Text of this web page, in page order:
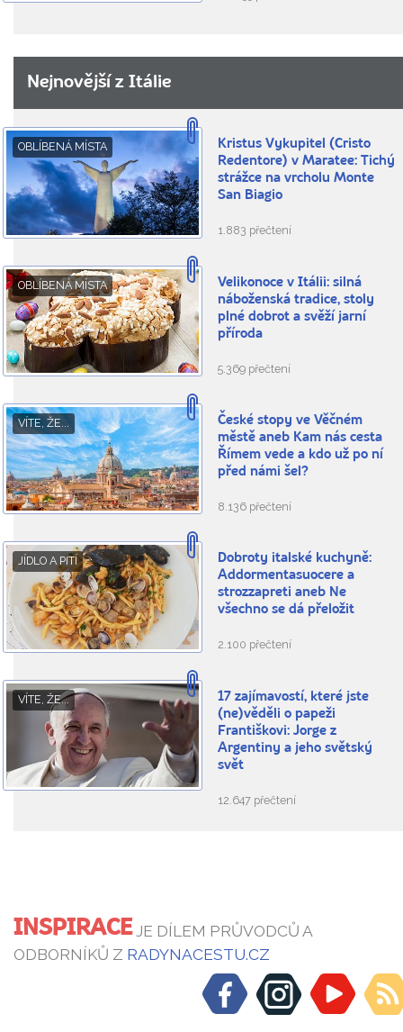
Nejnovější z Itálie
OBLÍBENÁ MÍSTA
Kristus Vykupitel (Cristo
Redentore) v Maratee: Tichý
strážce na vrcholu Monte
San Biagio
1.883 přečtení
OBLÍBENÁ MÍSTA
Velikonoce v Itálii: silná
náboženská tradice, stoly
plné dobrot a svěží jarní
příroda
5.369 přečtení
VÍTE, ŽE...
České stopy ve Věčném
městě aneb Kam nás cesta
Římem vede a kdo už po ní
před námi šel?
8.136 přečtení
JÍDLO A PITÍ
Dobroty italské kuchyně:
Addormentasuocere a
strozzapreti aneb Ne
všechno se dá přeložit
2.100 přečtení
VÍTE, ŽE...
17 zajímavostí, které jste
(ne)věděli o papeži
Františkovi: Jorge z
Argentiny a jeho světský
svět
12.647 přečtení
INSPIRACEJE DÍLEM PRŮVODCŮ A
ODBORNÍKŮ Z RADYNACESTU.CZ